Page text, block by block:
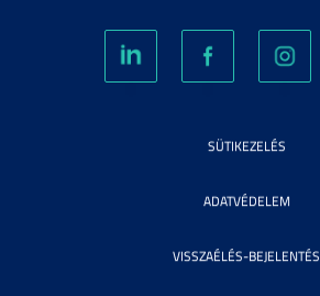
SÜTIKEZELÉS
ADATVÉDELEM
VISSZAÉLÉS-BEJELENTÉS